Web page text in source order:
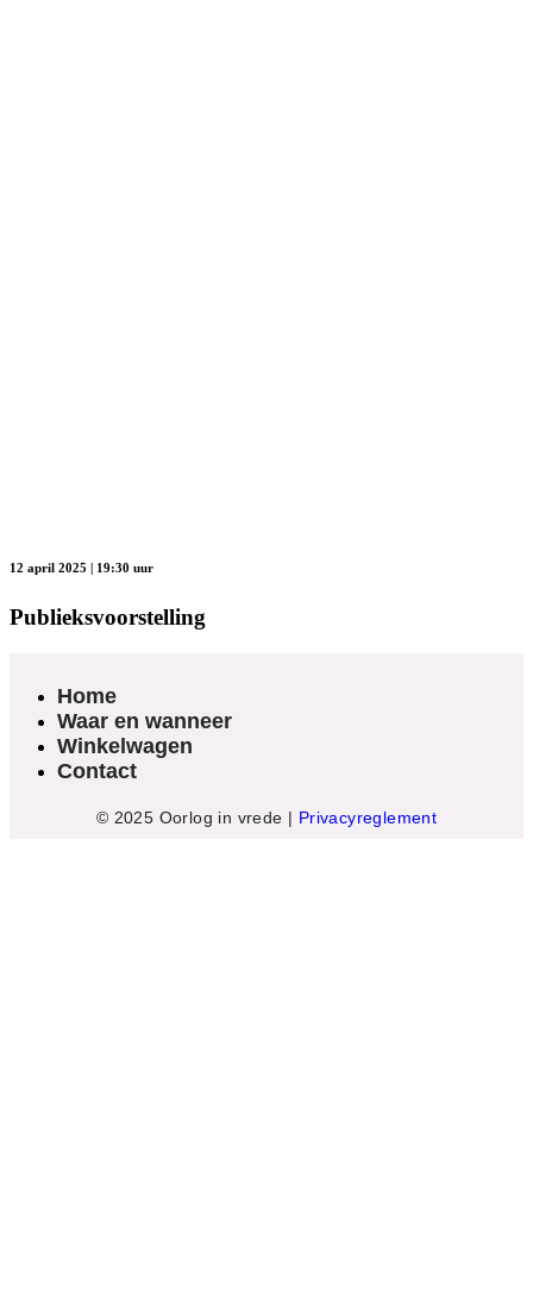
12 april 2025 | 19:30 uur
Publieksvoorstelling
Home
Waar en wanneer
Winkelwagen
Contact
© 2025 Oorlog in vrede | Privacyreglement